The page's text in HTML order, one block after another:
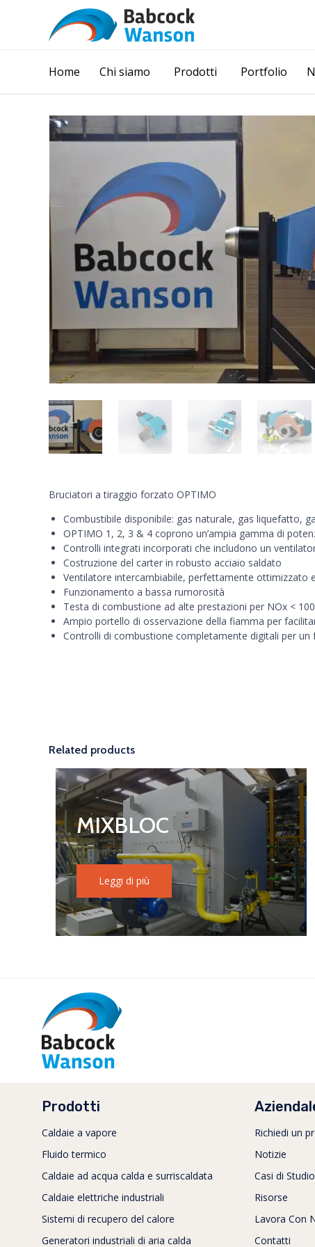
Home Chi siamo Prodotti Portfolio
Bruciatori a tiraggio forzato OPTIMO
Combustibile disponibile: gas naturale, gas liquefatto,
OPTIMO 1, 2, 3 & 4 coprono un’ampia gamma di
Controlli integrati incorporati che includono un
Costruzione del carter in robusto acciaio saldato
Ventilatore intercambiabile, perfettamente ottimizzato
Funzionamento a bassa rumorosità
Testa di combustione ad alte prestazioni per NOx <
Ampio portello di osservazione della fiamma per
Controlli di combustione completamente digitali per
Related products
Leggi di più
MIXBLOC
Prodotti
Caldaie a vapore
Fluido termico
Caldaie ad acqua calda e surriscaldata
Caldaie elettriche industriali
Sistemi di recupero del calore
Generatori industriali di aria calda
Richiedi un
Notizie
Casi di Studio
Risorse
Lavora Con
Contatti